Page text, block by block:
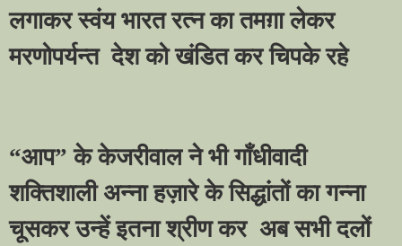
लगाकर स्वंय भारत रत्न का तमग़ा लेकर
मरणोपर्यन्त देश को खंडित कर चिपके रहे
“आप”के केजरीवाल ने भी गाँधीवादी
शक्तिशाली अन्ना हज़ारे के सिद्धांतों का गन्ना
चूसकर उन्हें इतना श्रीण कर अब सभी दलों